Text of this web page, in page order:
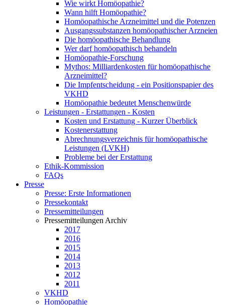
Wie wirkt Homöopathie?
Wann hilft Homöopathie?
Homöopathische Arzneimittel und die Potenzen
Ausgangssubstanzen homöopathischer Arzneien
Die homöopathische Behandlung
Wer darf homöopathisch behandeln
Homöopathie-Forschung
Mythos: Milliardenkosten für homöopathische
Arzneimittel?
Die Impfentscheidung - ein Positionspapier des
VKHD
Homöopathie bedeutet Menschenwürde
Leistungen - Erstattungen - Kosten
Kosten und Erstattung - Kurzer Überblick
Kostenerstattung
Abrechnungsverzeichnis für homöopathische
Leistungen (LVKH)
Probleme bei der Erstattung
Ethik-Kommission
FAQs
Presse
Presse: Erste Informationen
Pressekontakt
Pressemitteilungen
Pressemitteilungen Archiv
2017
2016
2015
2014
2013
2012
2011
VKHD
Homöopathie